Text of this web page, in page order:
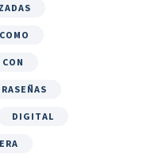
COMO
CON
DIGITAL
ERA